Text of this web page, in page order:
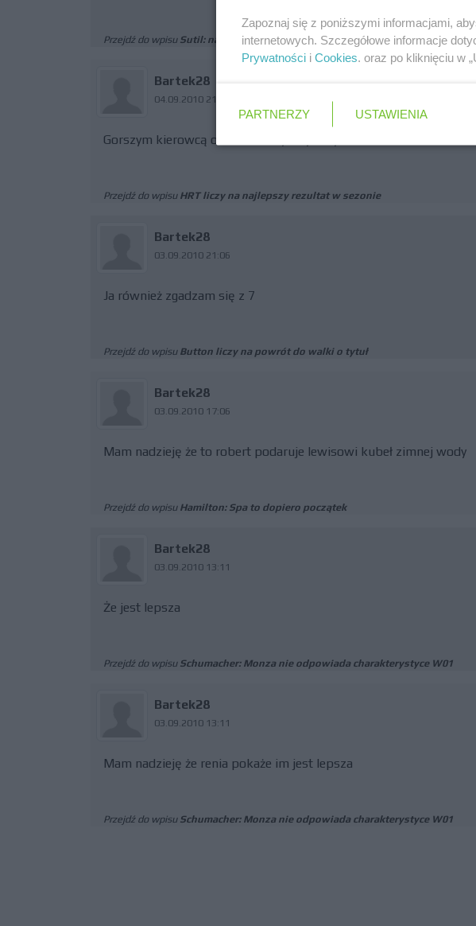
Przejdź do wpisu Sutil: następny rok będzie wyzwaniem
Bartek28
04.09.2010 21:12
Gorszym kierowcą od Sakona był chyba tylko Alberts
Przejdź do wpisu HRT liczy na najlepszy rezultat w sezonie
Bartek28
03.09.2010 21:06
Ja również zgadzam się z 7
Przejdź do wpisu Button liczy na powrót do walki o tytuł
Bartek28
03.09.2010 17:06
Mam nadzieję że to robert podaruje lewisowi kubeł zimnej wody
Przejdź do wpisu Hamilton: Spa to dopiero początek
Bartek28
03.09.2010 13:11
Że jest lepsza
Przejdź do wpisu Schumacher: Monza nie odpowiada charakterystyce W01
Bartek28
03.09.2010 13:11
Mam nadzieję że renia pokaże im jest lepsza
Przejdź do wpisu Schumacher: Monza nie odpowiada charakterystyce W01
Zapoznaj się z poniższymi informacjami,
internetowych. Szczegółowe informacje
Prywatności i Cookies. oraz po kliknięciu w
PARTNERZY USTAWIENIA